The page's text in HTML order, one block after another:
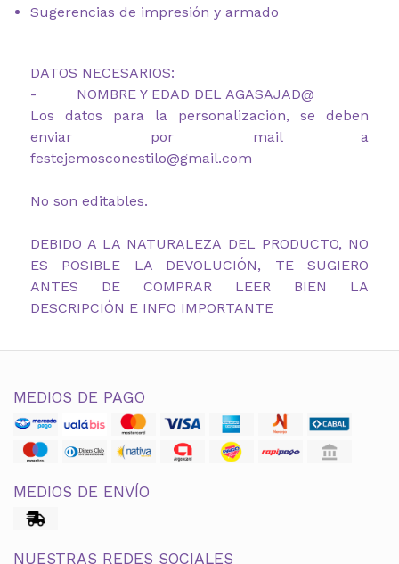
Sugerencias de impresión y armado
DATOS NECESARIOS:
- NOMBRE Y EDAD DEL AGASAJAD@
Los datos para la personalización, se deben
enviar por mail a
festejemosconestilo@gmail.com
No son editables.
DEBIDO A LA NATURALEZA DEL PRODUCTO, NO
ES POSIBLE LA DEVOLUCIÓN, TE SUGIERO
ANTES DE COMPRAR LEER BIEN LA
DESCRIPCIÓN E INFO IMPORTANTE
MEDIOS DE PAGO
MEDIOS DE ENVÍO
NUESTRAS REDES SOCIALES